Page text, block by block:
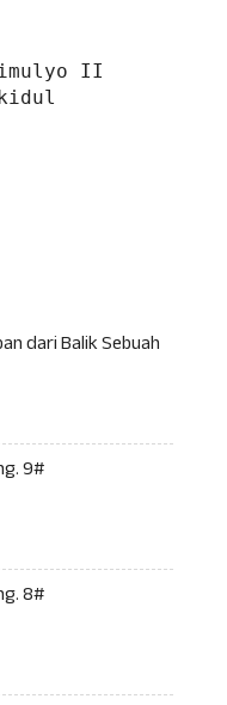
II
dari Balik Sebuah
9#
8#